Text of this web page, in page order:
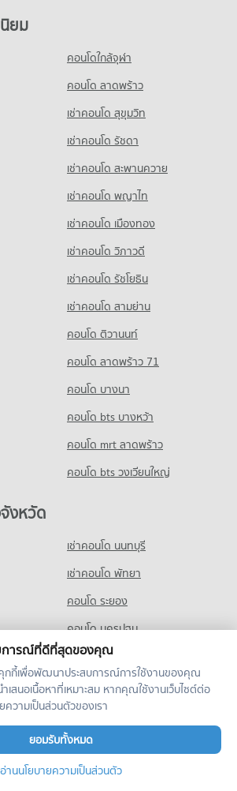
กาศ
กันราชอาณาจักร (วปอ.)
าลัย
ทยาลัย
กาศ
ยาลัย
ร้า รัชดาภิเษก
กาศ
ศ
ะชาชื่น
ประชาชื่น
กาศ
ระชาชื่น
น
น
กาศ
ธ์
ลัง
รคลัง
ศ
คลัง
น
งงาน
กาศ
าศ
ม
ศ
กาศ
2
าศ
ศ
ยม
คอนโดใกล้จุฬา
คอนโด ลาดพร้าว
เช่าคอนโด สุขุมวิท
เช่าคอนโด รัชดา
เช่าคอนโด สะพานควาย
เช่าคอนโด พญาไท
เช่าคอนโด เมืองทอง
เช่าคอนโด วิภาวดี
เช่าคอนโด รัชโยธิน
เช่าคอนโด สามย่าน
คอนโด ติวานนท์
คอนโด ลาดพร้าว 71
คอนโด บางนา
คอนโด bts บางหว้า
คอนโด mrt ลาดพร้าว
คอนโด bts วงเวียนใหญ่
จังหวัด
เช่าคอนโด นนทบุรี
เช่าคอนโด พัทยา
คอนโด ระยอง
คอนโด นครปฐม
บการณ์ที่ดีที่สุดของคุณ
กกี้เพื่อพัฒนาประสบการณ์การใช้งานของคุณ
ำเสนอเนื้อหาที่เหมาะสม หากคุณใช้งานเว็บไซต์ต่อ
วามเป็นส่วนตัวของเรา
ยอมรับทั้งหมด
อ่านนโยบายความเป็นส่วนตัว